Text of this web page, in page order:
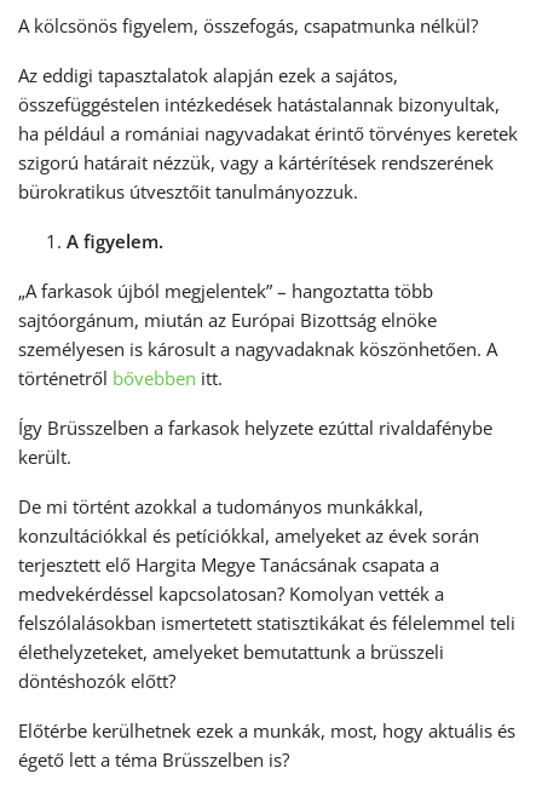
A kölcsönös figyelem, összefogás, csapatmunka nélkül?
Az eddigi tapasztalatok alapján ezek a sajátos,
összefüggéstelen intézkedések hatástalannak bizonyultak,
ha például a romániai nagyvadakat érintő törvényes keretek
szigorú határait nézzük, vagy a kártérítések rendszerének
bürokratikus útvesztőit tanulmányozzuk.
A figyelem.
„A farkasok újból megjelentek” – hangoztatta több
sajtóorgánum, miután az Európai Bizottság elnöke
személyesen is károsult a nagyvadaknak köszönhetően. A
történetről bővebben itt.
Így Brüsszelben a farkasok helyzete ezúttal rivaldafénybe
került.
De mi történt azokkal a tudományos munkákkal,
konzultációkkal és petíciókkal, amelyeket az évek során
terjesztett elő Hargita Megye Tanácsának csapata a
medvekérdéssel kapcsolatosan? Komolyan vették a
felszólalásokban ismertetett statisztikákat és félelemmel teli
élethelyzeteket, amelyeket bemutattunk a brüsszeli
döntéshozók előtt?
Előtérbe kerülhetnek ezek a munkák, most, hogy aktuális és
égető lett a téma Brüsszelben is?